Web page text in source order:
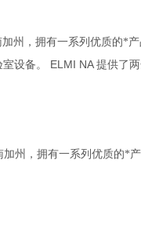
州，拥有一系列优质的*产
设备。 ELMI NA 提供了
加州，拥有一系列优质的*产